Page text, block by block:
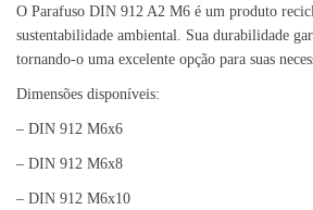
O Parafuso DIN 912 A2 M6 é um produto
sustentabilidade ambiental. Sua durabilidade
tornando-o uma excelente opção para suas
Dimensões disponíveis:
– DIN 912 M6x6
– DIN 912 M6x8
– DIN 912 M6x10